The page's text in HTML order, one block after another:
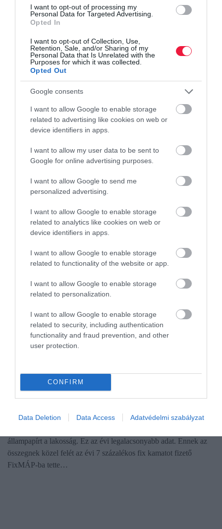
I want to opt-out of processing my
Personal Data for Targeted Advertising.
Opted In
I want to opt-out of Collection, Use,
Retention, Sale, and/or Sharing of my
Personal Data that Is Unrelated with the
Purposes for which it was collected.
Opted Out
Google consents
I want to allow Google to enable storage
related to advertising like cookies on web or
device identifiers in apps.
I want to allow my user data to be sent to
Google for online advertising purposes.
I want to allow Google to send me
personalized advertising.
I want to allow Google to enable storage
related to analytics like cookies on web or
device identifiers in apps.
I want to allow Google to enable storage
related to functionality of the website or app.
I want to allow Google to enable storage
related to personalization.
I want to allow Google to enable storage
related to security, including authentication
functionality and fraud prevention, and other
user protection.
CONFIRM
Data Deletion Data Access Adatvédelmi szabályzat
ÁLLAMPAPÍR
Hasít a 7 százalékot hozó állampapír
A korábbi hetekhez képest sokkal több, 94,1 milliárd forintnyi
lakossági állampapír kelt el múlt héten. A legnépszerűbb kötvény
az évi 7 százalékon kamatozó Fix Magyar Állampapír volt, ebből
ÁLLAMPAPÍR
Éves mélypont: ennyiért vettünk állampapírt a
állampapírt a lakosság. Ez az évi legalacsonyabb adat. Ennek az
összegnek közel felét az évi 7 százalékos fix kamatot fizető
FixMÁP-ba tette…